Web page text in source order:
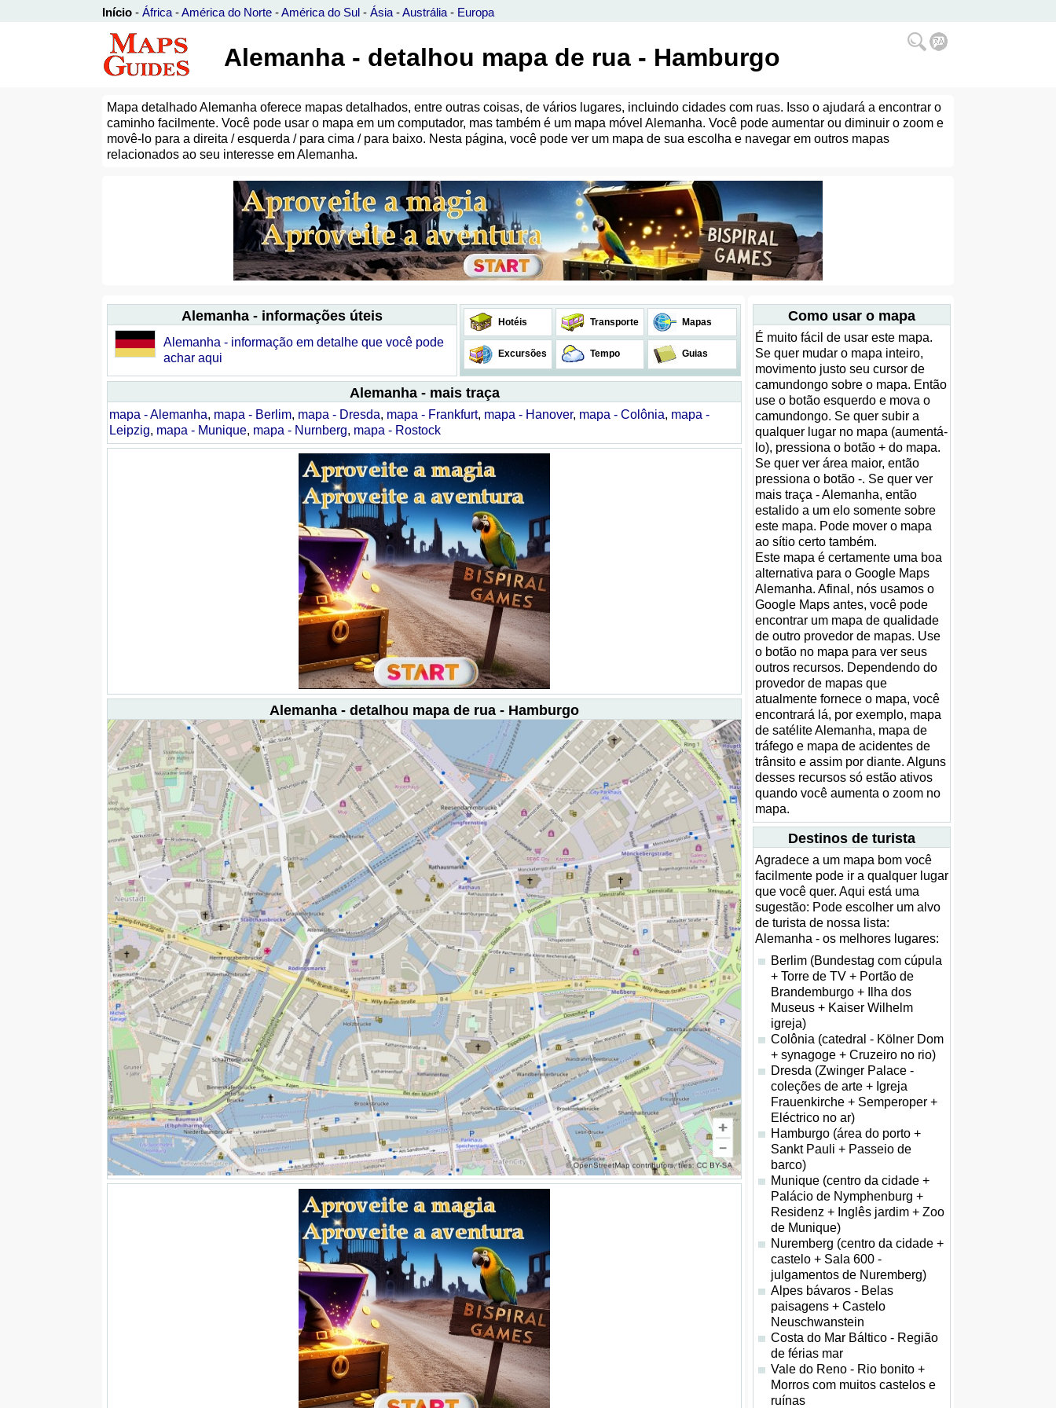
Início - África -América do Norte -América do Sul - Ásia -Austrália - Europa
Alemanha - detalhou mapa de rua - Hamburgo
Mapa detalhado Alemanha oferece mapas detalhados, entre outras coisas, de vários lugares, incluindo cidades com ruas. Isso o ajudará a encontrar o
caminho facilmente. Você pode usar o mapa em um computador, mas também é um mapa móvel Alemanha. Você pode aumentar ou diminuir o zoom e
movê-lo para a direita / esquerda / para cima / para baixo. Nesta página, você pode ver um mapa de sua escolha e navegar em outros mapas
relacionados ao seu interesse em Alemanha.
Alemanha - informações úteis
Alemanha - informação em detalhe que você pode
achar aqui
Hotéis Transporte Mapas
Excursões Tempo Guias
Alemanha - mais traça
mapa - Alemanha, mapa - Berlim, mapa - Dresda, mapa - Frankfurt, mapa - Hanover, mapa - Colônia, mapa -
Leipzig, mapa - Munique, mapa - Nurnberg, mapa - Rostock
Alemanha - detalhou mapa de rua - Hamburgo
Como usar o mapa
É muito fácil de usar este mapa.
Se quer mudar o mapa inteiro,
movimento justo seu cursor de
camundongo sobre o mapa. Então
use o botão esquerdo e mova o
camundongo. Se quer subir a
qualquer lugar no mapa (aumentá-
lo), pressiona o botão + do mapa.
Se quer ver área maior, então
pressiona o botão -. Se quer ver
mais traça - Alemanha, então
estalido a um elo somente sobre
este mapa. Pode mover o mapa
ao sítio certo também.
Este mapa é certamente uma boa
alternativa para o Google Maps
Alemanha. Afinal, nós usamos o
Google Maps antes, você pode
encontrar um mapa de qualidade
de outro provedor de mapas. Use
o botão no mapa para ver seus
outros recursos. Dependendo do
provedor de mapas que
atualmente fornece o mapa, você
encontrará lá, por exemplo, mapa
de satélite Alemanha, mapa de
tráfego e mapa de acidentes de
trânsito e assim por diante. Alguns
desses recursos só estão ativos
quando você aumenta o zoom no
mapa.
Destinos de turista
Agradece a um mapa bom você
facilmente pode ir a qualquer lugar
que você quer. Aqui está uma
sugestão: Pode escolher um alvo
de turista de nossa lista:
Alemanha - os melhores lugares:
Berlim (Bundestag com cúpula
+ Torre de TV + Portão de
Brandemburgo + Ilha dos
Museus + Kaiser Wilhelm
igreja)
Colônia (catedral - Kölner Dom
+ synagoge + Cruzeiro no rio)
Dresda (Zwinger Palace -
coleções de arte + Igreja
Frauenkirche + Semperoper +
Eléctrico no ar)
Hamburgo (área do porto +
Sankt Pauli + Passeio de
barco)
Munique (centro da cidade +
Palácio de Nymphenburg +
Residenz + Inglês jardim + Zoo
de Munique)
Nuremberg (centro da cidade +
castelo + Sala 600 -
julgamentos de Nuremberg)
Alpes bávaros - Belas
paisagens + Castelo
Neuschwanstein
Costa do Mar Báltico - Região
de férias mar
Vale do Reno - Rio bonito +
Morros com muitos castelos e
ruínas